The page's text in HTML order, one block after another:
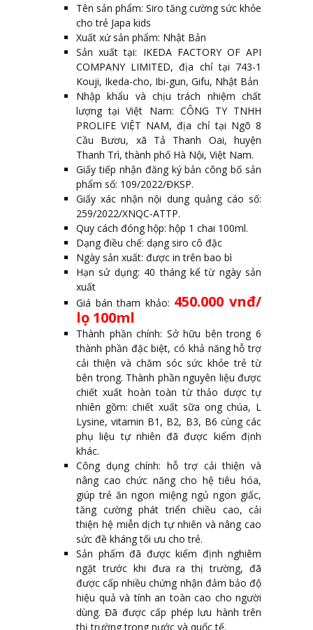
Tên sản phẩm: Siro tăng cường sức khỏe
cho trẻ Japa kids
Xuất xứ sản phẩm: Nhật Bản
Sản xuất tại: IKEDA FACTORY OF API
COMPANY LIMITED, địa chỉ tại 743-1
Kouji, Ikeda-cho, Ibi-gun, Gifu, Nhật Bản
Nhập khẩu và chịu trách nhiệm chất
lượng tại Việt Nam: CÔNG TY TNHH
PROLIFE VIỆT NAM, địa chỉ tại Ngõ 8
Cầu Bươu, xã Tả Thanh Oai, huyện
Thanh Trì, thành phố Hà Nội, Việt Nam.
Giấy tiếp nhận đăng ký bản công bố sản
phẩm số: 109/2022/ĐKSP.
Giấy xác nhận nội dung quảng cáo số:
259/2022/XNQC-ATTP.
Quy cách đóng hộp: hộp 1 chai 100ml.
Dạng điều chế: dạng siro cô đặc
Ngày sản xuất: được in trên bao bì
Hạn sử dụng: 40 tháng kể từ ngày sản
xuất
Giá bán tham khảo: 450.000 vnđ/
lọ 100ml
Thành phần chính: Sở hữu bên trong 6
thành phần đặc biệt, có khả năng hỗ trợ
cải thiện và chăm sóc sức khỏe trẻ từ
bên trong. Thành phần nguyên liệu được
chiết xuất hoàn toàn từ thảo dược tự
nhiên gồm: chiết xuất sữa ong chúa, L
Lysine, vitamin B1, B2, B3, B6 cùng các
phụ liệu tự nhiên đã được kiểm định
khác.
Công dụng chính: hỗ trợ cải thiện và
nâng cao chức năng cho hệ tiêu hóa,
giúp trẻ ăn ngon miệng ngủ ngon giấc,
tăng cường phát triển chiều cao, cải
thiện hệ miễn dịch tự nhiên và nâng cao
sức đề kháng tối ưu cho trẻ.
Sản phẩm đã được kiểm định nghiêm
ngặt trước khi đưa ra thị trường, đã
được cấp nhiều chứng nhận đảm bảo độ
hiệu quả và tính an toàn cao cho người
dùng. Đã được cấp phép lưu hành trên
thị trường trong nước và quốc tế.